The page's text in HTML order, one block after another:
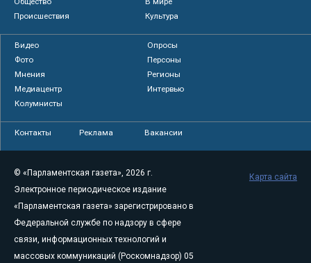
Происшествия
Культура
Видео
Опросы
Фото
Персоны
Мнения
Регионы
Медиацентр
Интервью
Колумнисты
Контакты Реклама Вакансии
© «Парламентская газета», 2026 г.
Электронное периодическое издание
«Парламентская газета» зарегистрировано в
Федеральной службе по надзору в сфере
связи, информационных технологий и
массовых коммуникаций (Роскомнадзор) 05
Карта сайта